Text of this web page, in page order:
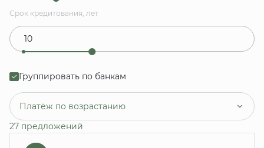
Срок кредитования, лет
Группировать по банкам
Платёж по возрастанию
27 предложений